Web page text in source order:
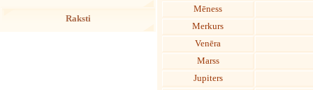
Raksti
Mēness
Merkurs
Venēra
Marss
Jupiters